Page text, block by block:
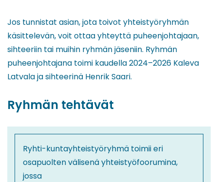
Jos tunnistat asian, jota toivot yhteistyöryhmän
käsittelevän, voit ottaa yhteyttä puheenjohtajaan,
sihteeriin tai muihin ryhmän jäseniin. Ryhmän
puheenjohtajana toimi kaudella 2024–2026 Kaleva
Latvala ja sihteerinä Henrik Saari.
Ryhmän tehtävät
Ryhti-kuntayhteistyöryhmä toimii eri
osapuolten välisenä yhteistyöfoorumina,
jossa